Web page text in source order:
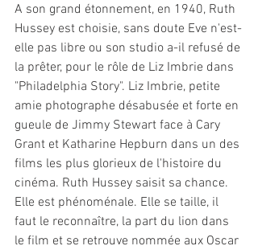
A son grand étonnement, en 1940, Ruth
Hussey est choisie, sans doute Eve n'est-
elle pas libre ou son studio a-il refusé de
la prêter, pour le rôle de Liz Imbrie dans
"Philadelphia Story". Liz Imbrie, petite
amie photographe désabusée et forte en
gueule de Jimmy Stewart face à Cary
Grant et Katharine Hepburn dans un des
films les plus glorieux de l'histoire du
cinéma. Ruth Hussey saisit sa chance.
Elle est phénoménale. Elle se taille, il
faut le reconnaître, la part du lion dans
le film et se retrouve nommée aux Oscar